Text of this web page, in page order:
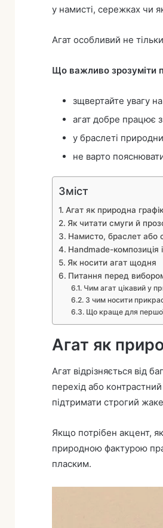
у намисті, сережках чи
Агат особливий не
Що важливо зрозуміти
зщвертайте увагу
агат добре працює
у браслеті
не варто
Зміст
Агат як природна
Як читати смуги й
Намисто, браслет або
Handmade-композиція
Як носити агат щодня
Питання перед
Чим агат цікавий у
З чим носити
Що краще для
Агат як
Агат відрізняється від
перехід або
підтримати строгий
Якщо потрібен акцент,
природною фактурою
пласким.